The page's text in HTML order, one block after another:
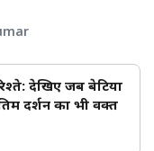
देखिए जब बेटियों
दर्शन का भी वक्त